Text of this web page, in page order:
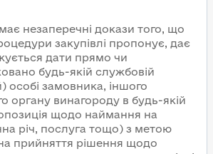
незаперечні докази того, що
закупівлі пропонує, дає
дати прямо чи
будь-якій службовій
особі замовника, іншого
органу винагороду в будь-якій
щодо наймання на
річ, послуга тощо) з метою
прийняття рішення щодо